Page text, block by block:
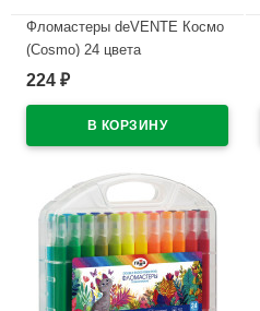
Фломастеры deVENTE Космо
(Cosmo) 24 цвета
пластиковый блистер
224 ₽